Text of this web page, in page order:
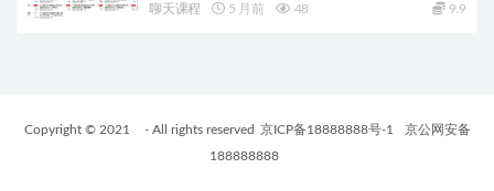
聊天课程 5 月前 48 9.9
Copyright © 2021 - All rights reserved 京ICP备18888888号-1
京公网安备
188888888